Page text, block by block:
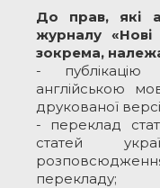
До прав, які
журналу «Нові
зокрема,
- публікацію
англійською
друкованої
- переклад
статей
перекладу;